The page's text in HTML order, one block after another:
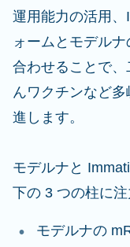
運用能力の活用
ォームとモデル
合わせることで
んワクチンなど
進します。
モデルナと
下の 3 つの柱に注
モデルナの